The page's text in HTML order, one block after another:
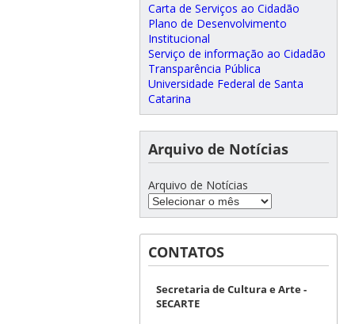
Carta de Serviços ao Cidadão
Plano de Desenvolvimento
Institucional
Serviço de informação ao Cidadão
Transparência Pública
Universidade Federal de Santa
Catarina
Arquivo de Notícias
Arquivo de Notícias
CONTATOS
Secretaria de Cultura e Arte -
SECARTE